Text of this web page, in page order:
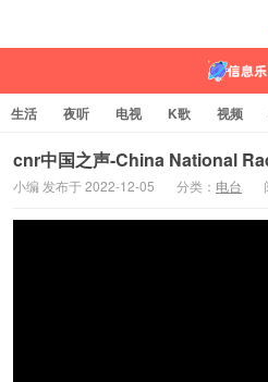
百信
生活 夜听 电视 K歌 视频
歌曲
电台 图片 热舞 科技
cnr中国之声-China National
小编 发布于 2022-12-05 分类： 电台